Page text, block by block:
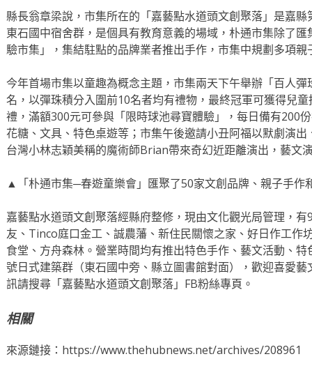
縣長翁章梁說，市集所在的「嘉藝點水道頭文創聚落」是嘉
東石國中宿舍群，是個具有教育意義的場域，朴通市集除了
驗市集」，集結駐點的品牌業者推出手作，市集中規劃多項
今年首場市集以童趣為概念主題，市集兩天下午舉辦「百人
名，以彈珠積分入圍前10名者均有禮物，最終冠軍可獲得兒
禮，滿額300元可參與「限時球池尋寶體驗」，每日備有200
花糖、文具、特色桌遊等；市集午後邀請小丑阿福以默劇演
台灣小林志穎美稱的魔術師Brian帶來奇幻近距離演出，藝文
▲「朴通市集─春遊童樂會」匯聚了50家文創品牌、親子手作
嘉藝點水道頭文創聚落經縣府整修，現由文化觀光局管理，
友、Tinco庭口金工、誠農藩、新住民關懷之家、好日作工作
食堂、方舟森林。營業時間均有推出特色手作、藝文活動、
號日式建築群（東石國中旁、縣立圖書館對面），歡迎喜愛
訊請搜尋「嘉藝點水道頭文創聚落」FB粉絲專頁。
相關
來源鏈接：https://www.thehubnews.net/archives/208961